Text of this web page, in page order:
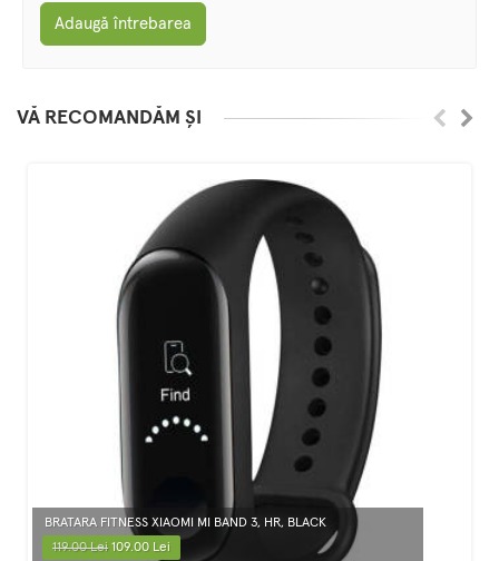
Adaugă întrebarea
VĂ RECOMANDĂM ȘI
BRATARA FITNESS XIAOMI MI BAND 3, HR, BLACK
119.00 Lei109.00 Lei